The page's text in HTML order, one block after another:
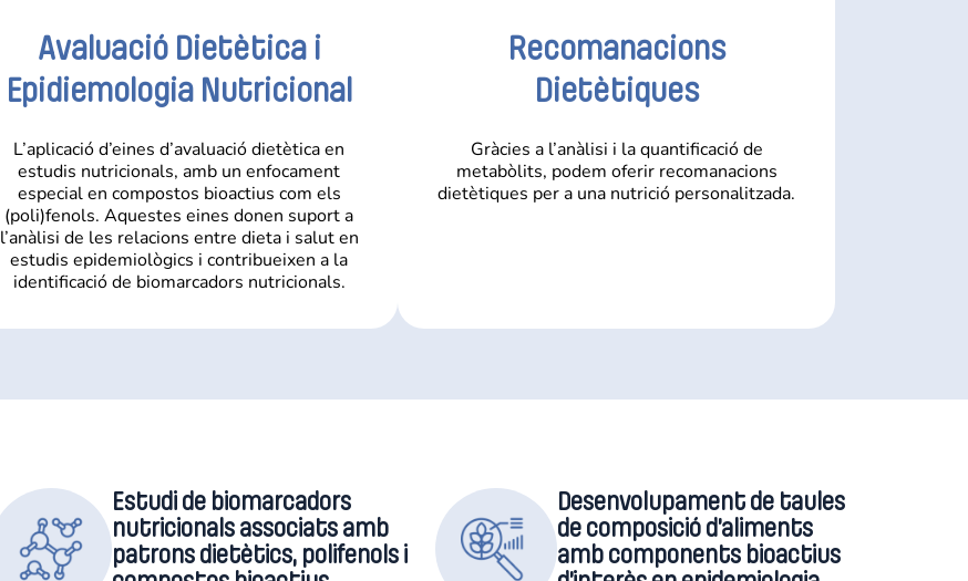
Avaluació Dietètica i
Epidiemologia Nutricional
L’aplicació d’eines d’avaluació dietètica en
estudis nutricionals, amb un enfocament
especial en compostos bioactius com els
(poli)fenols. Aquestes eines donen suport a
l’anàlisi de les relacions entre dieta i salut en
estudis epidemiològics i contribueixen a la
identificació de biomarcadors nutricionals.
Recomanacions
Dietètiques
Gràcies a l’anàlisi i la quantificació de
metabòlits, podem oferir recomanacions
dietètiques per a una nutrició personalitzada.
Estudi de biomarcadors
nutricionals associats amb
patrons dietètics, polifenols i
Desenvolupament de taules
de composició d’aliments
amb components bioactius